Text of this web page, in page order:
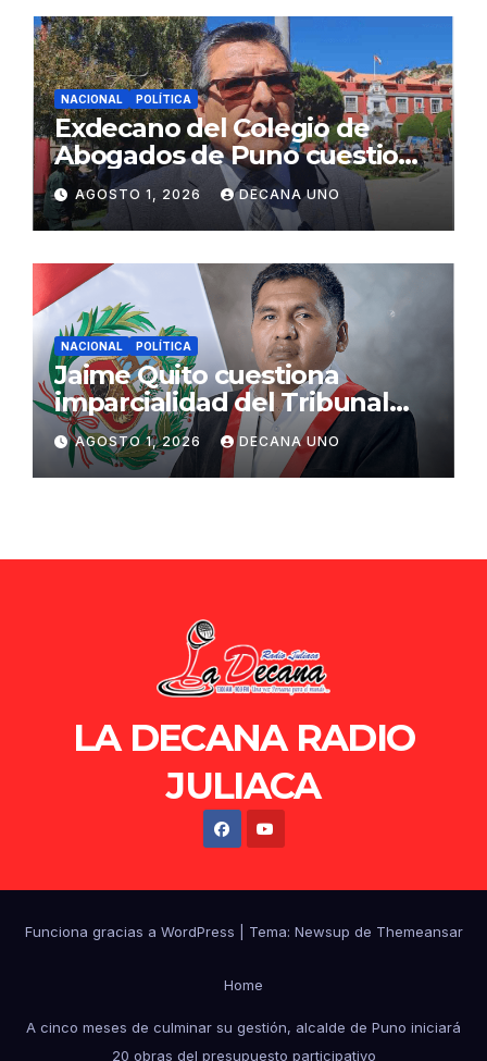
NACIONAL POLÍTICA
Exdecano del Colegio de
Abogados de Puno cuestiona
propuestas sobre seguridad
ciudadana
AGOSTO 1, 2026 DECANA UNO
NACIONAL POLÍTICA
Jaime Quito cuestiona
imparcialidad del Tribunal
Constitucional tras liberación
de Ollanta Humala
AGOSTO 1, 2026 DECANA UNO
LA DECANA RADIO
JULIACA
Funciona gracias a WordPress Tema: Newsup de Themeansar
Home
A cinco meses de culminar su gestión, alcalde de Puno iniciará
20 obras del presupuesto participativo